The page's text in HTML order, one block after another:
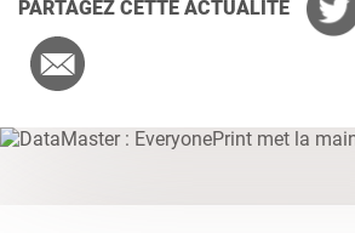
PARTAGEZ CETTE ACTUALITÉ